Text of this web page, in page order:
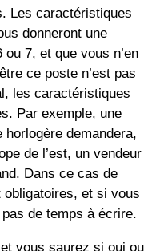
Les caractéristiques
donneront une
7, et que vous n’en
ce poste n’est pas
les caractéristiques
Par exemple, une
horlogère demandera,
de l’est, un vendeur
Dans ce cas de
et si vous
de temps à écrire.
vous saurez si oui ou